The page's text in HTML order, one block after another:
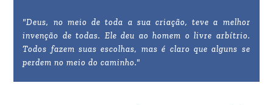
"Deus, no meio de toda a sua criação, teve a melhor
invenção de todas. Ele deu ao homem o livre arbítrio.
Todos fazem suas escolhas, mas é claro que alguns se
perdem no meio do caminho."